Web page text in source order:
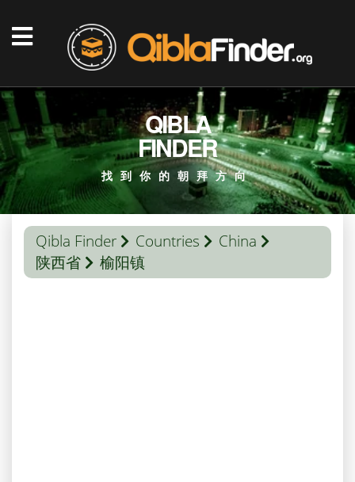
QIBLA
FINDER
找到你的朝拜方向
Qibla Finder Countries
China
陕西省
榆阳镇